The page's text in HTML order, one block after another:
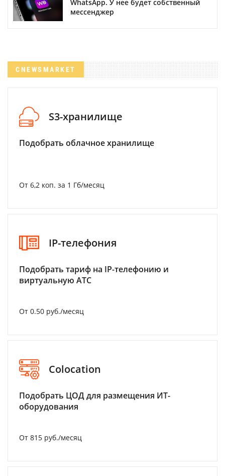
WhatsApp. У нее будет собственный
мессенджер
CNEWSMARKET
S3-хранилище
Подобрать облачное хранилище
От 6,2 коп. за 1 Гб/месяц
IP-телефония
Подобрать тариф на IP-телефонию и
виртуальную АТС
От 0.50 руб./месяц
Colocation
Подобрать ЦОД для размещения ИТ-
оборудования
От 815 руб./месяц